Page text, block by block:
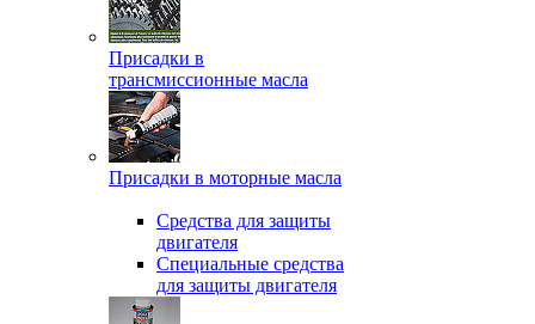
Присадки в
трансмиссионные масла
Присадки в моторные масла
Средства для защиты
двигателя
Специальныe средства
для защиты двигателя